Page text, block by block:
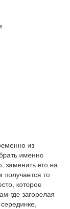
из
именно
заменить его на
получается то
которое
где загорелая